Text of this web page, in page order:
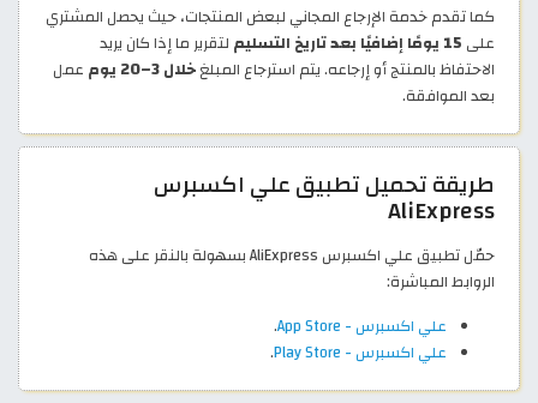
كما تقدم خدمة الإرجاع المجاني لبعض المنتجات، حيث يحصل المشتري
على
لتقرير ما إذا كان يريد
الاحتفاظ بالمنتج أو إرجاعه. يتم استرجاع المبلغخلال 3–20 يوم
عمل
بعد الموافقة.
طريقة تحميل تطبيق علي اكسبرس
AliExpress
حمّل تطبيق علي اكسبرس AliExpress بسهولة بالنقر على هذه
الروابط المباشرة:
علي اكسبرس - App Store
.
علي اكسبرس - Play Store
.